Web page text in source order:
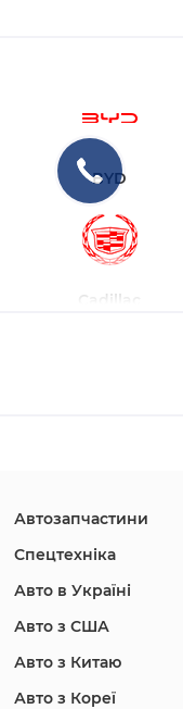
BYD
Cadillac
Hyundai
Jeep
Автозапчастини
Спецтехніка
Авто в Україні
Авто з США
Авто з Китаю
Авто з Кореї